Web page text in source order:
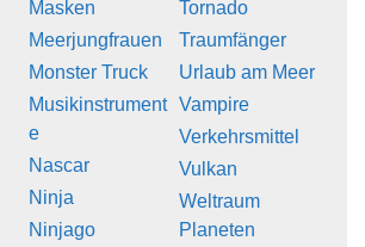
Masken
Meerjungfrauen
Monster Truck
Musikinstrument
e
Nascar
Ninja
Ninjago
Tornado
Traumfänger
Urlaub am Meer
Vampire
Verkehrsmittel
Vulkan
Weltraum
Planeten